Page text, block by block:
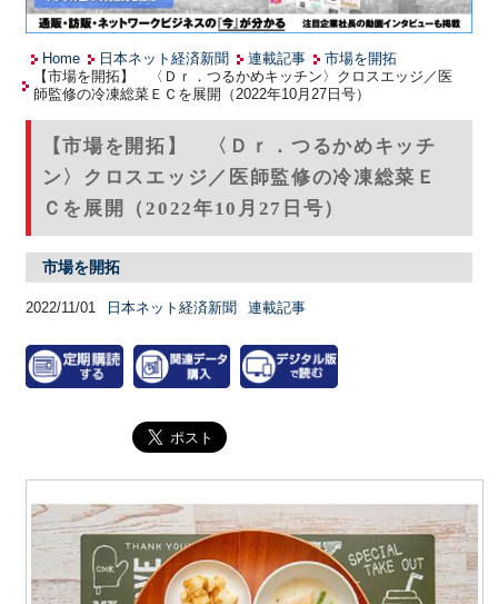
Home 日本ネット経済新聞 連載記事
市場を開拓
【市場を開拓】 〈Ｄｒ．つるかめキッチン〉クロスエッジ／医
師監修の冷凍総菜ＥＣを展開（2022年10月27日号）
【市場を開拓】 〈Ｄｒ．つるかめキッチ
ン〉クロスエッジ／医師監修の冷凍総菜Ｅ
Ｃを展開（2022年10月27日号）
市場を開拓
2022/11/01 日本ネット経済新聞 連載記事